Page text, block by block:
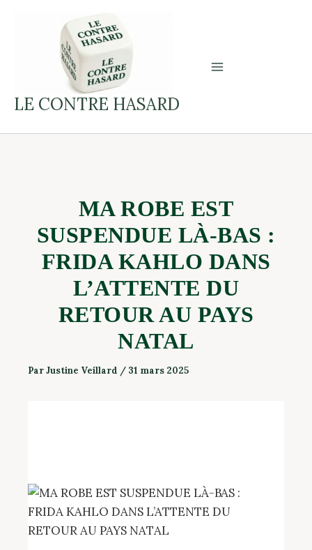
LE CONTRE HASARD
MA ROBE EST
SUSPENDUE LÀ-BAS :
FRIDA KAHLO DANS
L’ATTENTE DU
RETOUR AU PAYS
NATAL
ParJustine Veillard / 31 mars 2025
SUSPENDUE
LÀ-
L’ATTENTE
DU
RETOUR
AU
NATAL